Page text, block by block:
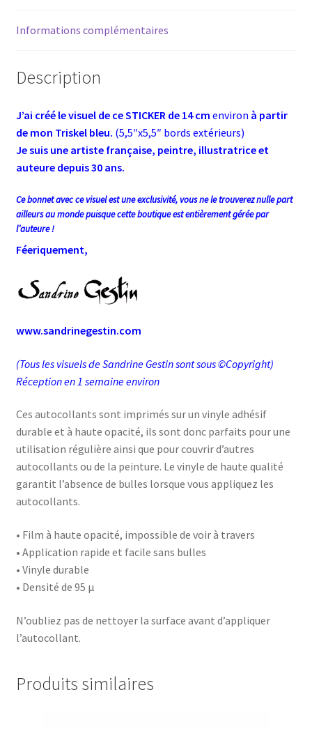
Informations complémentaires
Description
J’ai créé le visuel de ce STICKER de 14 cm environ à partir
de mon Triskel bleu. (5,5″x5,5″ bords extérieurs)
Je suis une artiste française, peintre, illustratrice et
auteure depuis 30 ans.
Ce bonnet avec ce visuel est une exclusivité, vous ne le trouverez nulle part
ailleurs au monde puisque cette boutique est entièrement gérée par
l’auteure !
Féeriquement,
www.sandrinegestin.com
(Tous les visuels de Sandrine Gestin sont sous ©Copyright)
Réception en 1 semaine environ
Ces autocollants sont imprimés sur un vinyle adhésif
durable et à haute opacité, ils sont donc parfaits pour une
utilisation régulière ainsi que pour couvrir d’autres
autocollants ou de la peinture. Le vinyle de haute qualité
garantit l’absence de bulles lorsque vous appliquez les
autocollants.
• Film à haute opacité, impossible de voir à travers
• Application rapide et facile sans bulles
• Vinyle durable
• Densité de 95 µ
N’oubliez pas de nettoyer la surface avant d’appliquer
l’autocollant.
Produits similaires